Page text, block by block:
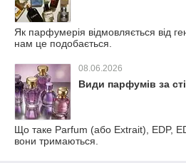
Як парфумерія відмовляється від
нам це подобається.
08.06.2026
Види парфумів за
Що таке Parfum (або Extrait), EDP,
вони тримаються.